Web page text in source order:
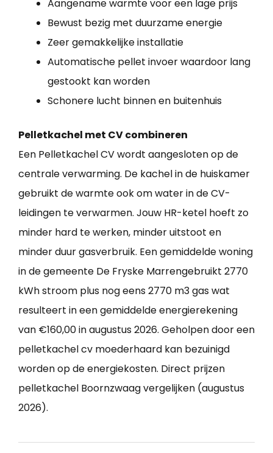
Aangename warmte voor een lage prijs
Bewust bezig met duurzame energie
Zeer gemakkelijke installatie
Automatische pellet invoer waardoor lang
gestookt kan worden
Schonere lucht binnen en buitenhuis
Pelletkachel met CV combineren
Een Pelletkachel CV wordt aangesloten op de
centrale verwarming. De kachel in de huiskamer
gebruikt de warmte ook om water in de CV-
leidingen te verwarmen. Jouw HR-ketel hoeft zo
minder hard te werken, minder uitstoot en
minder duur gasverbruik. Een gemiddelde woning
in de gemeente De Fryske Marrengebruikt 2770
kWh stroom plus nog eens 2770 m3 gas wat
resulteert in een gemiddelde energierekening
van €160,00 in augustus 2026. Geholpen door een
pelletkachel cv moederhaard kan bezuinigd
worden op de energiekosten. Direct prijzen
pelletkachel Boornzwaag vergelijken (augustus
2026).